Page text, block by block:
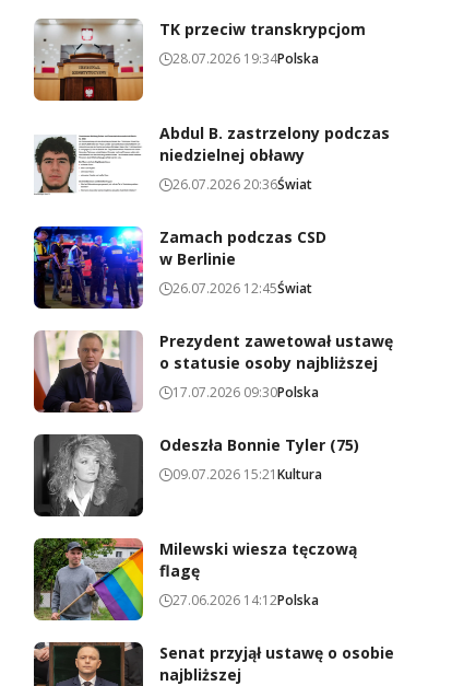
TK przeciw transkrypcjom
28.07.2026 19:34Polska
Abdul B. zastrzelony podczas
niedzielnej obławy
26.07.2026 20:36Świat
Zamach podczas CSD
w Berlinie
26.07.2026 12:45Świat
Prezydent zawetował ustawę
o statusie osoby najbliższej
17.07.2026 09:30Polska
Odeszła Bonnie Tyler (75)
09.07.2026 15:21Kultura
Milewski wiesza tęczową
flagę
27.06.2026 14:12Polska
Senat przyjął ustawę o osobie
najbliższej